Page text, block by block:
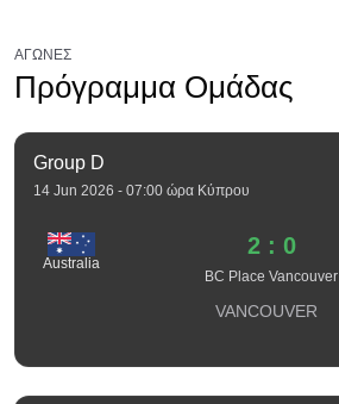
ΑΓΏΝΕΣ
Πρόγραμμα Ομάδας
Group D
14 Jun 2026 - 07:00 ώρα Κύπρου
Australia
2 : 0
BC Place Vancouver
VANCOUVER